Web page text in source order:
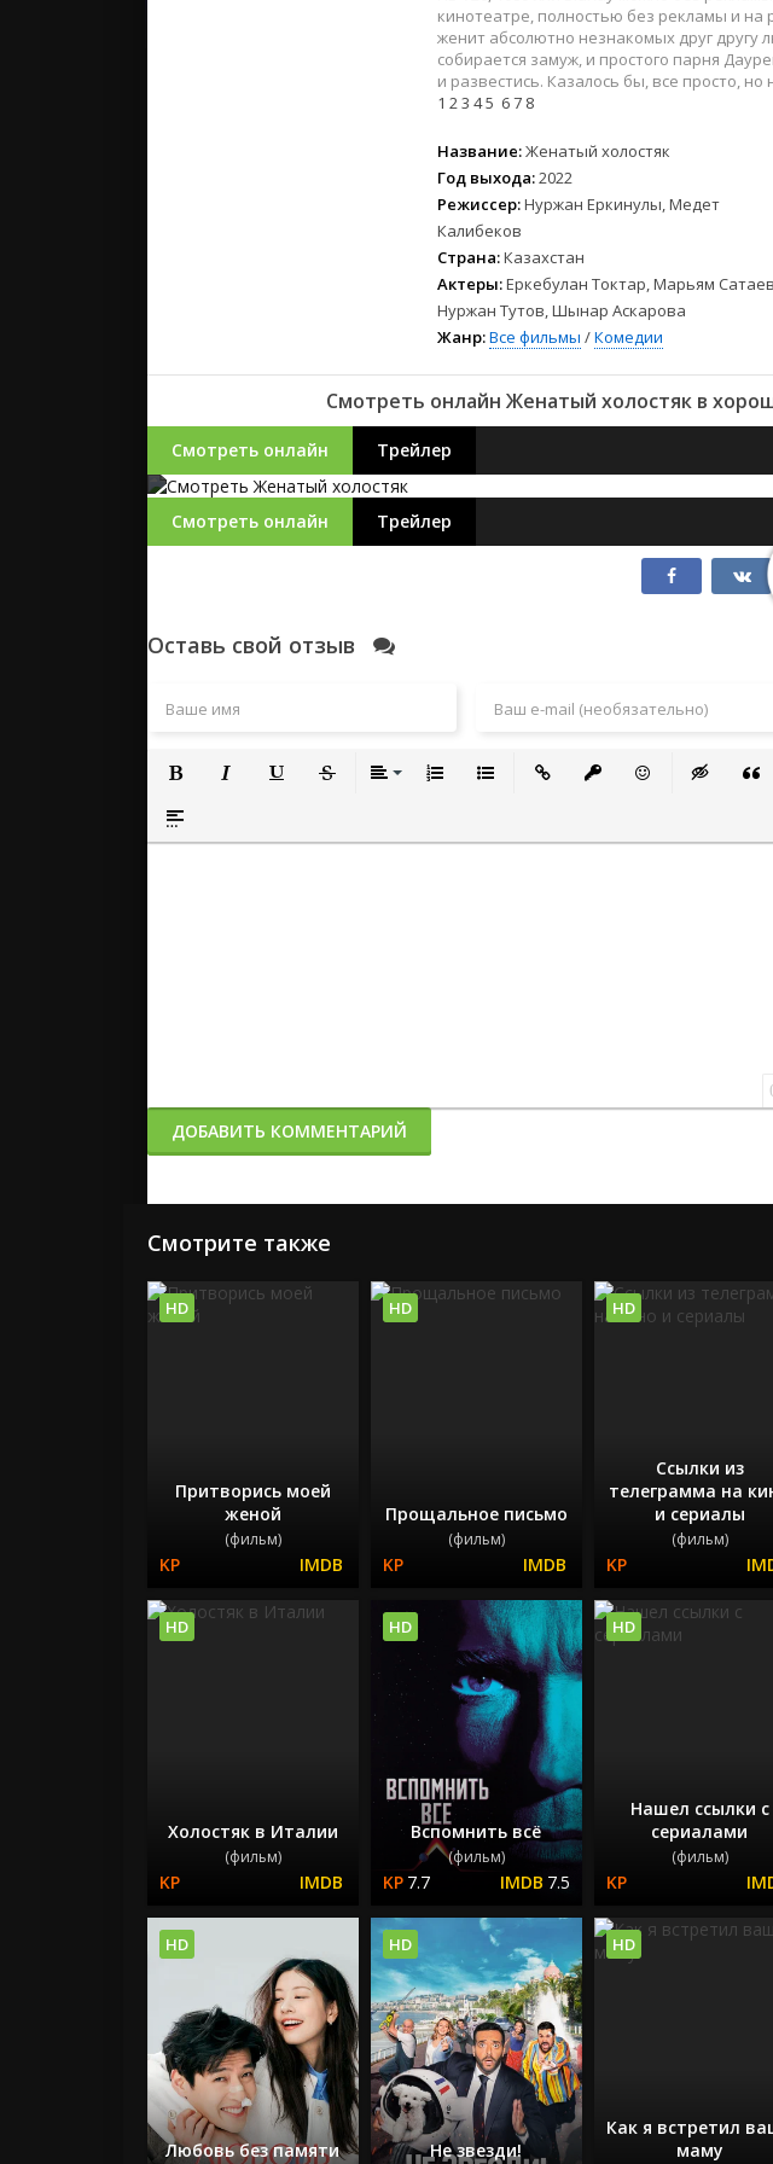
2022
2021
СССР
Зарубежные
Детские
Драмы
кинотеатре, полностью без рекламы и
женит абсолютно незнакомых друг другу
собирается замуж, и простого парня
и развестись. Казалось бы, все просто, но
1 23 45 67 8
Название:Женатый холостяк
Год выхода:2022
Режиссер:Нуржан Еркинулы, Медет
Калибеков
Страна:Казахстан
Актеры:Еркебулан Токтар, Марьям
Нуржан Тутов, Шынар Аскарова
Жанр:Все фильмы /Комедии
Смотреть онлайн Женатый холостяк в
Смотреть онлайн Трейлер
Смотреть онлайн Трейлер
Оставь свой отзыв
Полужирный
Вставка спойлера
ДОБАВИТЬ КОММЕНТАРИЙ
Смотрите также
Притворись моей
женой
(фильм)
HD
Прощальное письмо
(фильм)
HD
Ссылки из
телеграмма на
и сериалы
(фильм)
HD
Холостяк в Италии
(фильм)
HD
Вспомнить всё
(фильм)
7.7 7.5
HD
Нашел ссылки с
сериалами
(фильм)
HD
Любовь без памяти
HD
Не звезди!
HD
Как я встретил
маму
HD